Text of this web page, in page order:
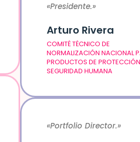
«Presidente.»
Arturo Rivera
COMITÉ TÉCNICO DE
NORMALIZACIÓN NACIONAL
PRODUCTOS DE
SEGURIDAD HUMANA
«Portfolio Director.»